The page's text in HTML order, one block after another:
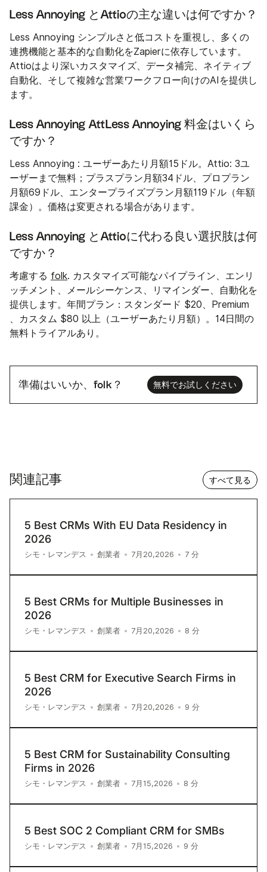
Less Annoying とAttioの主な違いは何ですか？
Less Annoying シンプルさと低コストを重視し、多くの
連携機能と基本的な自動化をZapierに依存しています。
Attioはより深いカスタマイズ、データ補完、ネイティブ
自動化、そして複雑な営業ワークフロー向けのAIを提供し
ます。
Less Annoying AttLess Annoying 料金はいくら
ですか？
Less Annoying : ユーザーあたり月額15ドル。Attio: 3ユ
ーザーまで無料；プラスプラン月額34ドル、プロプラン
月額69ドル、エンタープライズプラン月額119ドル（年額
課金）。価格は変更される場合があります。
Less Annoying とAttioに代わる良い選択肢は何
ですか？
考慮する folk. カスタマイズ可能なパイプライン、エンリ
ッチメント、メールシーケンス、リマインダー、自動化を
提供します。年間プラン：スタンダード $20、Premium
、カスタム $80 以上（ユーザーあたり月額）。14日間の
無料トライアルあり。
準備はいいか、folk？ 無料でお試しください
関連記事 すべて見る
5 Best CRMs With EU Data Residency in
2026
シモ・レマンデス • 創業者 • 7月20,2026 • 7 分
5 Best CRMs for Multiple Businesses in
2026
シモ・レマンデス • 創業者 • 7月20,2026 • 8 分
5 Best CRM for Executive Search Firms in
2026
シモ・レマンデス • 創業者 • 7月20,2026 • 9 分
5 Best CRM for Sustainability Consulting
Firms in 2026
シモ・レマンデス • 創業者 • 7月15,2026 • 8 分
5 Best SOC 2 Compliant CRM for SMBs
シモ・レマンデス • 創業者 • 7月15,2026 • 9 分